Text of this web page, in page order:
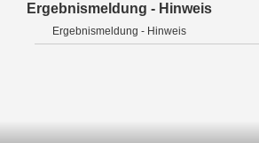
Ergebnismeldung - Hinweis
Ergebnismeldung - Hinweis